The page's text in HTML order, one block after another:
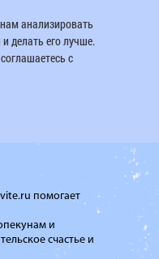
помогает
и
счастье и
анализировать
делать его лучше.
с